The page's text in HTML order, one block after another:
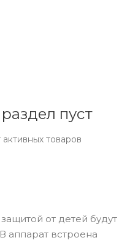
пуст
товаров
от детей будут
аппарат встроена